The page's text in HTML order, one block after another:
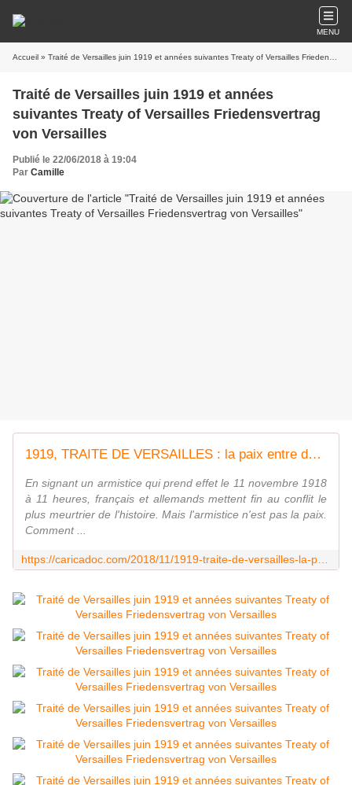
MENU
Accueil » Traité de Versailles juin 1919 et années suivantes Treaty of Versailles Friedensvertrag von Versailles
Traité de Versailles juin 1919 et années
suivantes Treaty of Versailles Friedensvertrag
von Versailles
Publié le 22/06/2018 à 19:04
Par Camille
1919, TRAITE DE VERSAILLES : la paix entre deux guerres / exposition itinérante à imprimer - bienvenue chez C A R I C A D O C
En signant un armistice qui prend effet le 11 novembre 1918
à 11 heures, français et allemands mettent fin au conflit le
plus meurtrier de l'histoire. Mais l'armistice n'est pas la paix.
Comment ...